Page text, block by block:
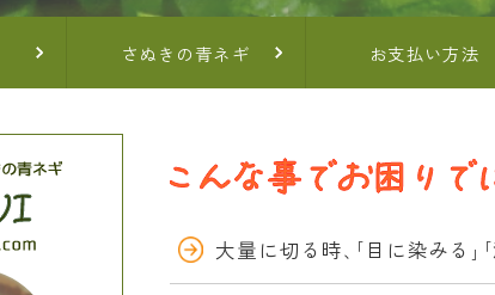
さぬきの青ネギ お支払い方法
大量に切る時､｢目に染みる｣